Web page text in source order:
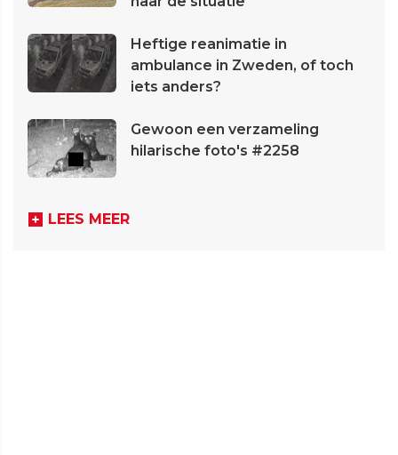
Heftige reanimatie in
ambulance in Zweden, of toch
iets anders?
Gewoon een verzameling
hilarische foto's #2258
LEES MEER